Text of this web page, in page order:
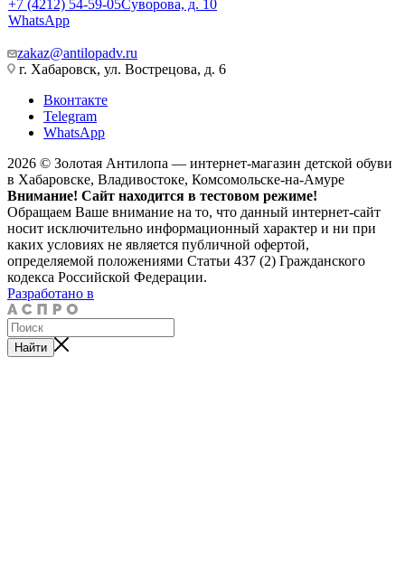
+7 (4212) 54-59-05Суворова, д. 10
WhatsApp
zakaz@antilopadv.ru
г. Хабаровск, ул. Вострецова, д. 6
Вконтакте
Telegram
WhatsApp
2026 © Золотая Антилопа — интернет-магазин детской обуви
в Хабаровске, Владивостоке, Комсомольске-на-Амуре
Внимание! Сайт находится в тестовом режиме!
Обращаем Ваше внимание на то, что данный интернет-сайт
носит исключительно информационный характер и ни при
каких условиях не является публичной офертой,
определяемой положениями Статьи 437 (2) Гражданского
кодекса Российской Федерации.
Разработано в
Найти